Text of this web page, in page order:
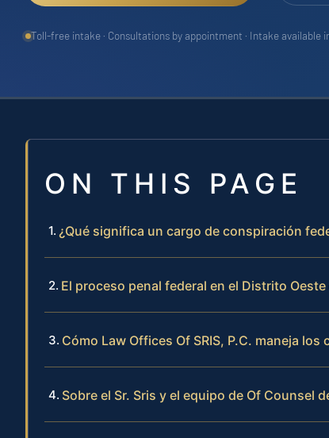
Toll-free intake · Consultations by appointment · Intake available
ON THIS PAGE
¿Qué significa un cargo de conspiración
El proceso penal federal en el Distrito
Cómo Law Offices Of SRIS, P.C. maneja
Sobre el Sr. Sris y el equipo de Of Counsel